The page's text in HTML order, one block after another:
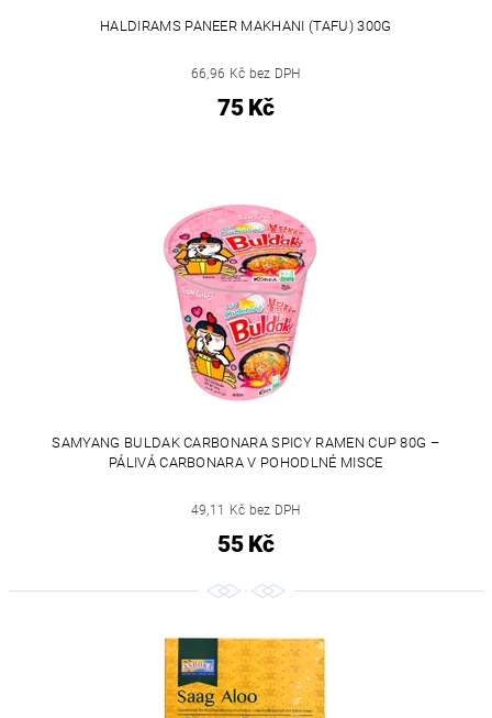
HALDIRAMS PANEER MAKHANI (TAFU) 300G
66,96 Kč bez DPH
75 Kč
SAMYANG BULDAK CARBONARA SPICY RAMEN CUP 80G –
PÁLIVÁ CARBONARA V POHODLNÉ MISCE
49,11 Kč bez DPH
55 Kč